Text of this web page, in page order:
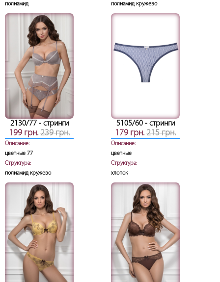
полиамид полиамид кружево
2130/77- стринги
199 грн. 239 грн.
Описание:
цветные 77
Структура:
полиамид кружево
5105/60- стринги
179 грн.215 грн.
Описание:
цветные
Структура:
хлопок